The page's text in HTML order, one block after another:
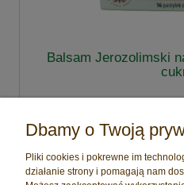
Balsam Jerozolimski
do
Dbamy o Twoją
Pliki cookies i pokrewne im
działanie strony i pomagają nam